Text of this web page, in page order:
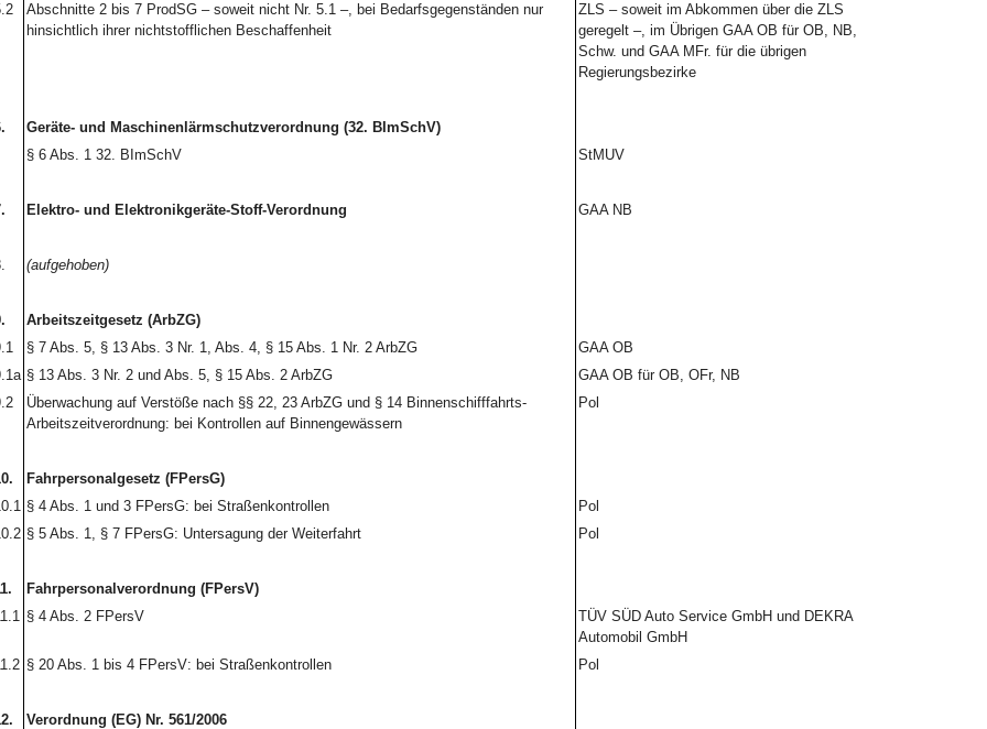
Abschnitte 2 bis 7 ProdSG – soweit nicht Nr. 5.1 –, bei Bedarfsgegenständen nur
hinsichtlich ihrer nichtstofflichen Beschaffenheit
ZLS – soweit im Abkommen über die ZLS
geregelt –, im Übrigen GAA OB für OB, NB,
Schw. und GAA MFr. für die übrigen
Regierungsbezirke
Geräte- und Maschinenlärmschutzverordnung (32. BImSchV)
§ 6 Abs. 1 32. BImSchV
StMUV
Elektro- und Elektronikgeräte-Stoff-Verordnung GAA NB
(aufgehoben)
Arbeitszeitgesetz (ArbZG)
§ 7 Abs. 5, § 13 Abs. 3 Nr. 1, Abs. 4, § 15 Abs. 1 Nr. 2 ArbZG
GAA OB
§ 13 Abs. 3 Nr. 2 und Abs. 5, § 15 Abs. 2 ArbZG
GAA OB für OB, OFr, NB
Überwachung auf Verstöße nach §§ 22, 23 ArbZG und § 14 Binnenschifffahrts-
Arbeitszeitverordnung: bei Kontrollen auf Binnengewässern
Pol
Fahrpersonalgesetz (FPersG)
§ 4 Abs. 1 und 3 FPersG: bei Straßenkontrollen
Pol
§ 5 Abs. 1, § 7 FPersG: Untersagung der Weiterfahrt Pol
Fahrpersonalverordnung (FPersV)
§ 4 Abs. 2 FPersV
TÜV SÜD Auto Service GmbH und DEKRA
Automobil GmbH
§ 20 Abs. 1 bis 4 FPersV: bei Straßenkontrollen Pol
Verordnung (EG) Nr. 561/2006